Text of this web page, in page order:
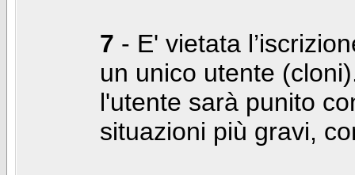
7 - E' vietata
un unico utente
l'utente sarà punito
situazioni più gravi,